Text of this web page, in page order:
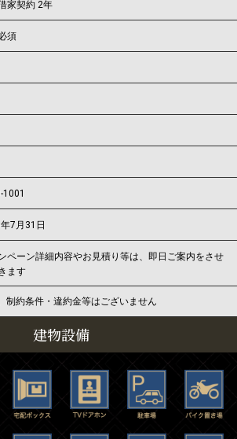
家契約 2年
須
1001
7月31日
ペーン詳細内容やお見積り等は、即日ご案内をさせ
ます
約条件・違約金等はございません
建物設備